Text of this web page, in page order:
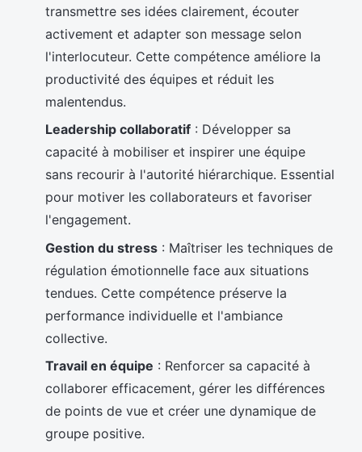
transmettre ses idées clairement, écouter
activement et adapter son message selon
l'interlocuteur. Cette compétence améliore la
productivité des équipes et réduit les
malentendus.
Leadership collaboratif : Développer sa
capacité à mobiliser et inspirer une équipe
sans recourir à l'autorité hiérarchique. Essential
pour motiver les collaborateurs et favoriser
l'engagement.
Gestion du stress : Maîtriser les techniques de
régulation émotionnelle face aux situations
tendues. Cette compétence préserve la
performance individuelle et l'ambiance
collective.
Travail en équipe : Renforcer sa capacité à
collaborer efficacement, gérer les différences
de points de vue et créer une dynamique de
groupe positive.